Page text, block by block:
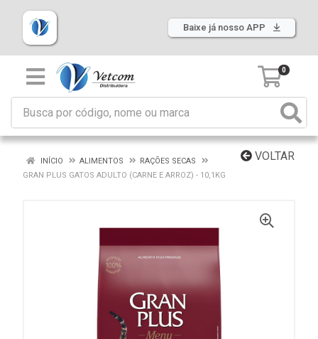
Baixe já nosso APP
0
VOLTAR
INÍCIO ALIMENTOS
RAÇÕES SECAS
GRAN PLUS GATOS ADULTO (CARNE E ARROZ) - 10,1KG